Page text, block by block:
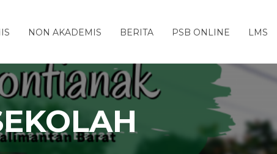
NON AKADEMIS BERITA PSB ONLINE LMS